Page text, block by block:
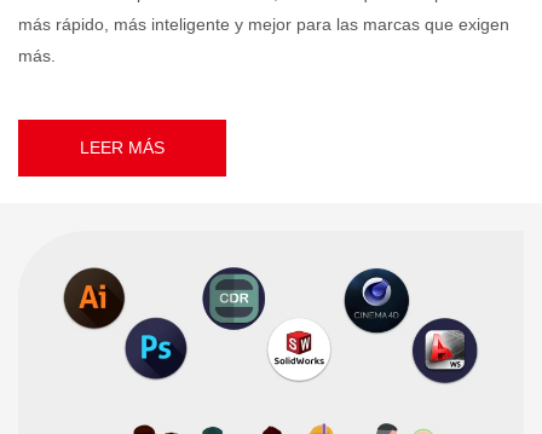
más rápido, más inteligente y mejor para las marcas que exigen
más.
LEER MÁS